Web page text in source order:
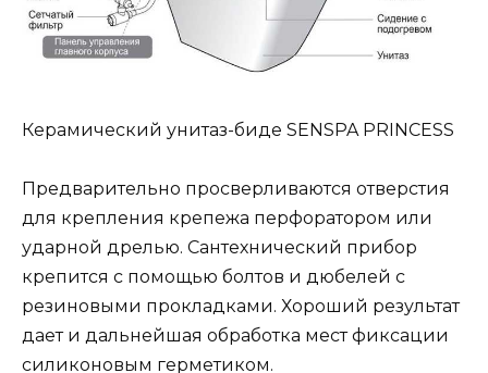
Керамический унитаз-биде SENSPA PRINCESS
Предварительно просверливаются отверстия
для крепления крепежа перфоратором или
ударной дрелью. Сантехнический прибор
крепится с помощью болтов и дюбелей с
резиновыми прокладками. Хороший результат
дает и дальнейшая обработка мест фиксации
силиконовым герметиком.